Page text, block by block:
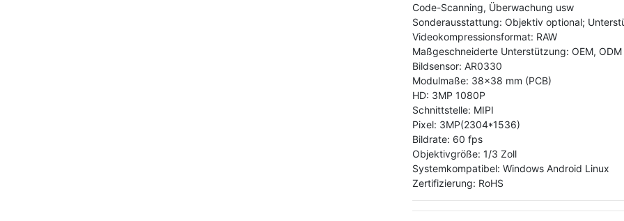
Code-Scanning, Überwachung usw
Sonderausstattung: Objektiv optional;
Videokompressionsformat: RAW
Maßgeschneiderte Unterstützung: OEM, ODM
Bildsensor: AR0330
Modulmaße: 38x38 mm (PCB)
HD: 3MP 1080P
Schnittstelle: MIPI
Pixel: 3MP(2304*1536)
Bildrate: 60 fps
Objektivgröße: 1/3 Zoll
Systemkompatibel: Windows Android Linux
Zertifizierung: RoHS